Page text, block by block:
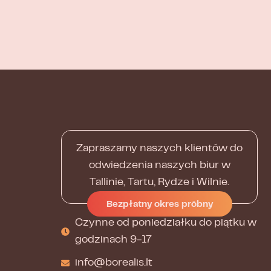
Zapraszamy naszych klientów do
odwiedzenia naszych biur w
Tallinie, Tartu, Rydze i Wilnie.
Bezpłatny okres próbny
Czynne od poniedziałku do piątku w
godzinach 9-17
info@borealis.lt